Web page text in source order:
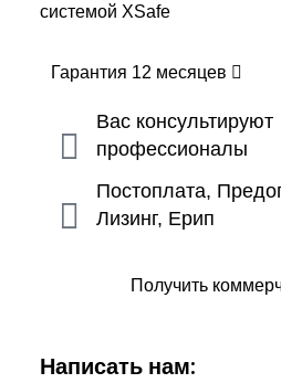
системой XSafe
Гарантия 12 месяцев
Вас консультируют
профессионалы
Постоплата,
Лизинг, Ерип
Получить
Написать нам: